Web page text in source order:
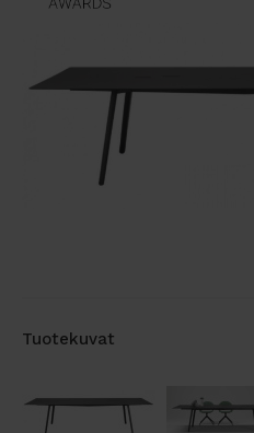
Tuotekuvat